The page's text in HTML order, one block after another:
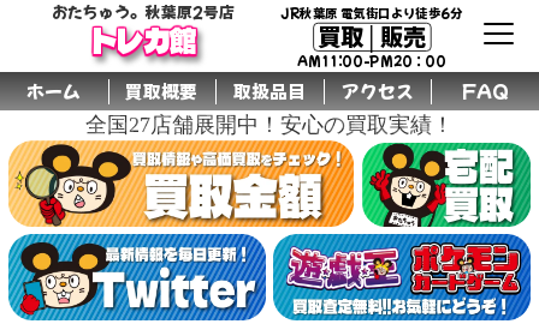
おたちゅう。秋葉原2号店
トレカ館
JR秋葉原 電気街口より徒歩6分
買取│販売
AM11:00-PM20：00
ホーム 買取概要 取扱品目 アクセス FAQ
全国27店舗展開中！安心の買取実績！